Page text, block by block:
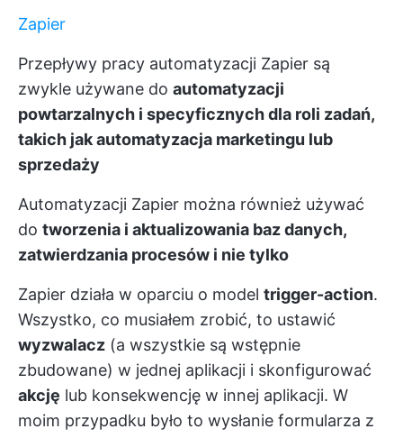
Zapier
Przepływy pracy automatyzacji Zapier są
zwykle używane do automatyzacji
powtarzalnych i specyficznych dla roli zadań,
takich jak automatyzacja marketingu lub
sprzedaży
Automatyzacji Zapier można również używać
do tworzenia i aktualizowania baz danych,
zatwierdzania procesów i nie tylko
Zapier działa w oparciu o model trigger-action.
Wszystko, co musiałem zrobić, to ustawić
wyzwalacz (a wszystkie są wstępnie
zbudowane) w jednej aplikacji i skonfigurować
akcję lub konsekwencję w innej aplikacji. W
moim przypadku było to wysłanie formularza z